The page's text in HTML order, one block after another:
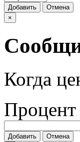
Добавить
Отмена
×
Когда
Процент
Добавить
Отмена